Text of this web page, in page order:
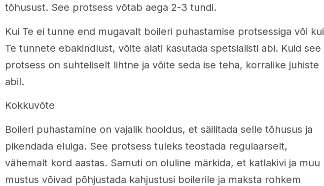
tõhusust. See protsess võtab aega 2-3 tundi.
Kui Te ei tunne end mugavalt boileri puhastamise protsessiga või kui
Te tunnete ebakindlust, võite alati kasutada spetsialisti abi. Kuid see
protsess on suhteliselt lihtne ja võite seda ise teha, korralike juhiste
abil.
Kokkuvõte
Boileri puhastamine on vajalik hooldus, et säilitada selle tõhusus ja
pikendada eluiga. See protsess tuleks teostada regulaarselt,
vähemalt kord aastas. Samuti on oluline märkida, et katlakivi ja muu
mustus võivad põhjustada kahjustusi boilerile ja maksta rohkem